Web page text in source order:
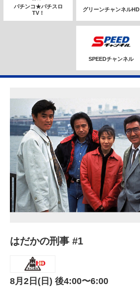
パチンコ★パチスロ
TV！
グリーンチャンネルHD
SPEEDチャンネル
はだかの刑事 #1
8月2日(日) 後4:00〜6:00